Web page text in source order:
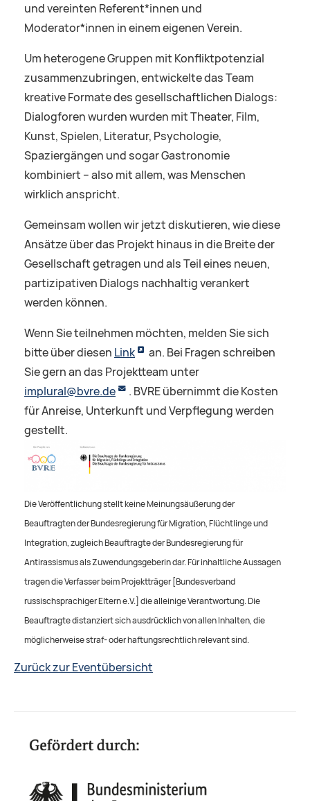
und vereinten Referent*innen und
Moderator*innen in einem eigenen Verein.
Um heterogene Gruppen mit Konfliktpotenzial
zusammenzubringen, entwickelte das Team
kreative Formate des gesellschaftlichen Dialogs:
Dialogforen wurden wurden mit Theater, Film,
Kunst, Spielen, Literatur, Psychologie,
Spaziergängen und sogar Gastronomie
kombiniert – also mit allem, was Menschen
wirklich anspricht.
Gemeinsam wollen wir jetzt diskutieren, wie diese
Ansätze über das Projekt hinaus in die Breite der
Gesellschaft getragen und als Teil eines neuen,
partizipativen Dialogs nachhaltig verankert
werden können.
Wenn Sie teilnehmen möchten, melden Sie sich
bitte über diesen Link
an. Bei Fragen schreiben
Sie gern an das Projektteam unter
implural@bvre.de
. BVRE übernimmt die Kosten
für Anreise, Unterkunft und Verpflegung werden
gestellt.
Die Veröffentlichung stellt keine Meinungsäußerung der
Beauftragten der Bundesregierung für Migration, Flüchtlinge und
Integration, zugleich Beauftragte der Bundesregierung für
Antirassismus als Zuwendungsgeberin dar. Für inhaltliche Aussagen
tragen die Verfasser beim Projektträger [Bundesverband
russischsprachiger Eltern e.V.] die alleinige Verantwortung. Die
Beauftragte distanziert sich ausdrücklich von allen Inhalten, die
möglicherweise straf- oder haftungsrechtlich relevant sind.
Zurück zur Eventübersicht